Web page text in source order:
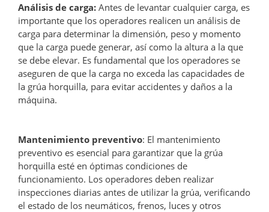
Análisis de carga: Antes de levantar cualquier carga, es
importante que los operadores realicen un análisis de
carga para determinar la dimensión, peso y momento
que la carga puede generar, así como la altura a la que
se debe elevar. Es fundamental que los operadores se
aseguren de que la carga no exceda las capacidades de
la grúa horquilla, para evitar accidentes y daños a la
máquina.
Mantenimiento preventivo: El mantenimiento
preventivo es esencial para garantizar que la grúa
horquilla esté en óptimas condiciones de
funcionamiento. Los operadores deben realizar
inspecciones diarias antes de utilizar la grúa, verificando
el estado de los neumáticos, frenos, luces y otros